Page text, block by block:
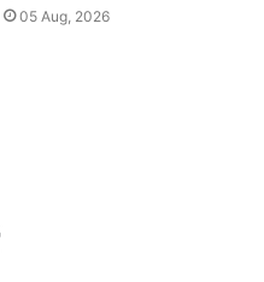
05 Aug, 2026